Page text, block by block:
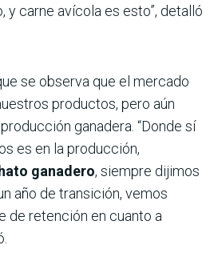
y carne avícola es esto”, detalló
se observa que el mercado
productos, pero aún
ganadera. “Donde sí
es en la producción,
ganadero, siempre dijimos
año de transición, vemos
de retención en cuanto a